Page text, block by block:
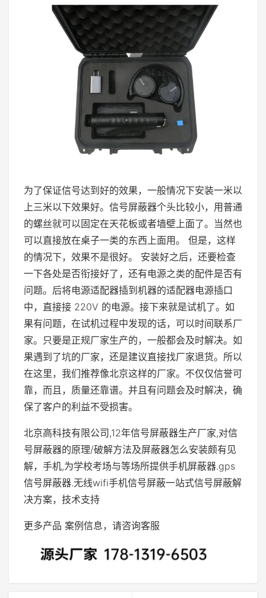
为了保证信号达到好的效果，一般情况下安装一米以
上三米以下效果好。信号屏蔽器个头比较小，用普通
的螺丝就可以固定在天花板或者墙壁上面了。当然也
可以直接放在桌子一类的东西上面用。 但是，这样
的情况下，效果不是很好。 安装好之后，还要检查
一下各处是否衔接好了，还有电源之类的配件是否有
问题。后将电源适配器插到机器的适配器电源插口
中，直接接 220V 的电源。接下来就是试机了。如
果有问题，在试机过程中发现的话，可以时间联系厂
家。只要是正规厂家生产的，一般都会及时解决。如
果遇到了坑的厂家，还是建议直接找厂家退货。所以
在这里，我们推荐像北京这样的厂家。不仅仅信誉可
靠，而且，质量还靠谱。并且有问题会及时解决，确
保了客户的利益不受损害。
北京高科技有限公司,12年信号屏蔽器生产厂家,对信
号屏蔽器的原理/破解方法及屏蔽器怎么安装颇有见
解，手机,为学校考场与等场所提供手机屏蔽器.gps
信号屏蔽器.无线wifi手机信号屏蔽一站式信号屏蔽解
决方案，技术支持
更多产品 案例信息，请咨询客服